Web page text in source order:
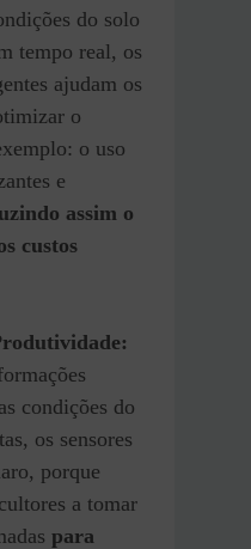
do solo
tempo real, os
ajudam os
o
o uso
e
assim o
custos
condições do
os sensores
porque
a tomar
para